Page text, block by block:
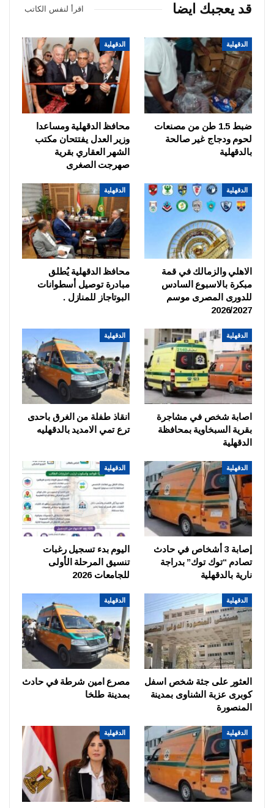
قد يعجبك ايضا اقرأ لنفس الكاتب
الدقهلية
ضبط 1.5 طن من مصنعات
لحوم ودجاج غير صالحة
بالدقهلية
الدقهلية
محافظ الدقهلية ومساعدا
وزير العدل يفتتحان مكتب
الشهر العقاري بقرية
صهرجت الصغرى
الدقهلية
الاهلي والزمالك في قمة
مبكرة بالاسبوع السادس
للدورى المصرى موسم
2026/2027
الدقهلية
محافظ الدقهلية يُطلق
مبادرة توصيل أسطوانات
البوتاجاز للمنازل .
الدقهلية
اصابة شخص في مشاجرة
بقرية السبخاوية بمحافظة
الدقهلية
الدقهلية
انقاذ طفلة من الغرق باحدى
ترع تمي الامديد بالدقهليه
الدقهلية
إصابة 3 أشخاص في حادث
تصادم “توك توك” بدراجة
نارية بالدقهلية
الدقهلية
اليوم بدء تسجيل رغبات
تنسيق المرحلة الأولى
للجامعات 2026
الدقهلية
العثور على جثة شخص اسفل
كوبرى عزبة الشناوى بمدينة
المنصورة
الدقهلية
مصرع امين شرطة في حادث
بمدينة طلخا
الدقهلية الدقهلية